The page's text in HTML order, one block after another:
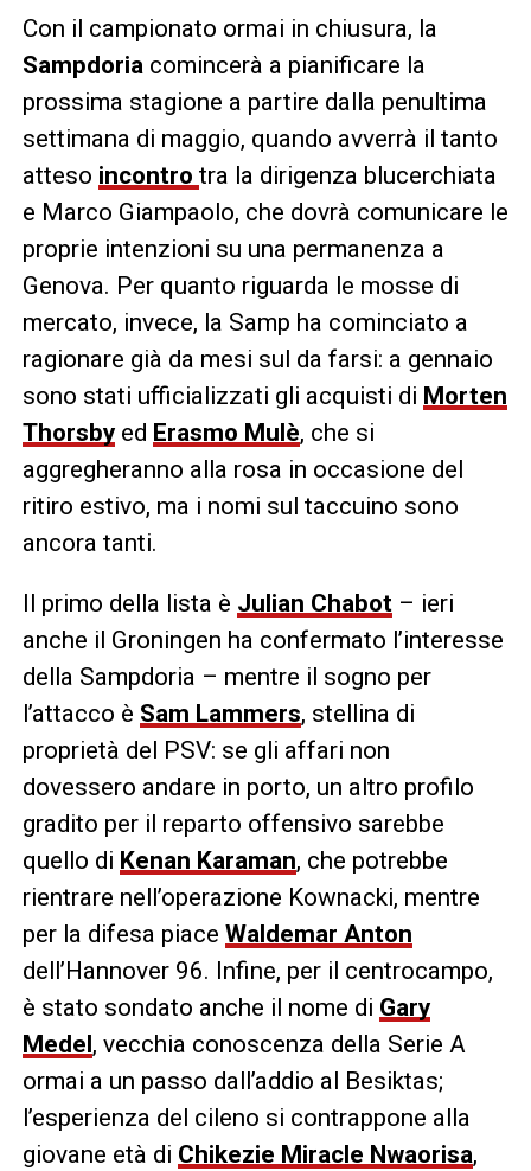
Con il campionato ormai in chiusura, la
Sampdoriacomincerà a pianificare la
prossima stagione a partire dalla penultima
settimana di maggio, quando avverrà il tanto
atteso incontro tra la dirigenza blucerchiata
e Marco Giampaolo, che dovrà comunicare le
proprie intenzioni su una permanenza a
Genova. Per quanto riguarda le mosse di
mercato, invece, la Samp ha cominciato a
ragionare già da mesi sul da farsi: a gennaio
sono stati ufficializzati gli acquisti di Morten
Thorsbyed Erasmo Mulè, che si
aggregheranno alla rosa in occasione del
ritiro estivo, ma i nomi sul taccuino sono
ancora tanti.
Il primo della lista è Julian Chabot– ieri
anche il Groningen ha confermato l’interesse
della Sampdoria – mentre il sogno per
l’attacco è Sam Lammers, stellina di
proprietà del PSV: se gli affari non
dovessero andare in porto, un altro profilo
gradito per il reparto offensivo sarebbe
quello di Kenan Karaman, che potrebbe
rientrare nell’operazione Kownacki, mentre
per la difesa piace Waldemar Anton
dell’Hannover 96. Infine, per il centrocampo,
è stato sondato anche il nome di Gary
Medel, vecchia conoscenza della Serie A
ormai a un passo dall’addio al Besiktas;
l’esperienza del cileno si contrappone alla
giovane età di Chikezie Miracle Nwaorisa,